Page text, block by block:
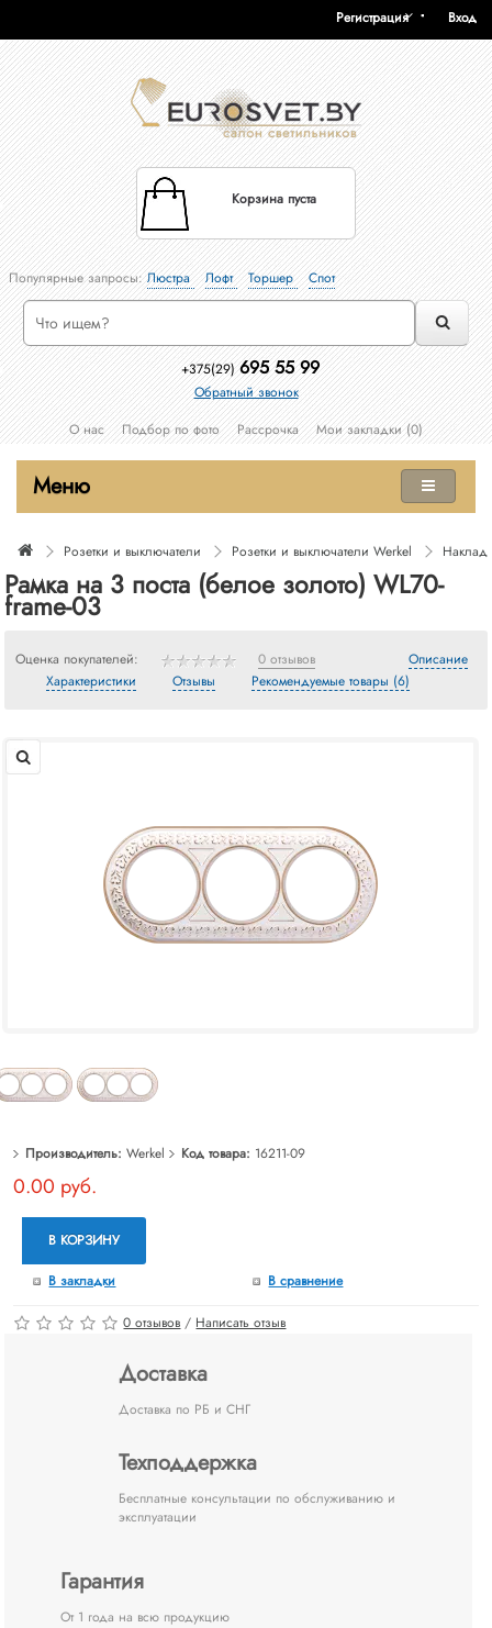
Вход
Регистрация
Корзина пуста
Популярные запросы:Люстра Лофт Торшер Спот
+375(29) 695 55 99
Обратный звонок
О нас
Подбор по фото Рассрочка Мои закладки (0)
Меню
Розетки и выключатели Розетки и выключатели Werkel
Рамка на 3 поста (белое золото) WL70-
frame-03
Оценка покупателей: 0 отзывов
Описание
Характеристики
Отзывы Рекомендуемые товары (6)
Производитель: Werkel Код товара: 16211-09
0.00 руб.
В КОРЗИНУ
В закладки В сравнение
0 отзывов / Написать отзыв
Доставка
Доставка по РБ и СНГ
Техподдержка
Бесплатные консультации по обслуживанию и
эксплуатации
Гарантия
От 1 года на всю продукцию